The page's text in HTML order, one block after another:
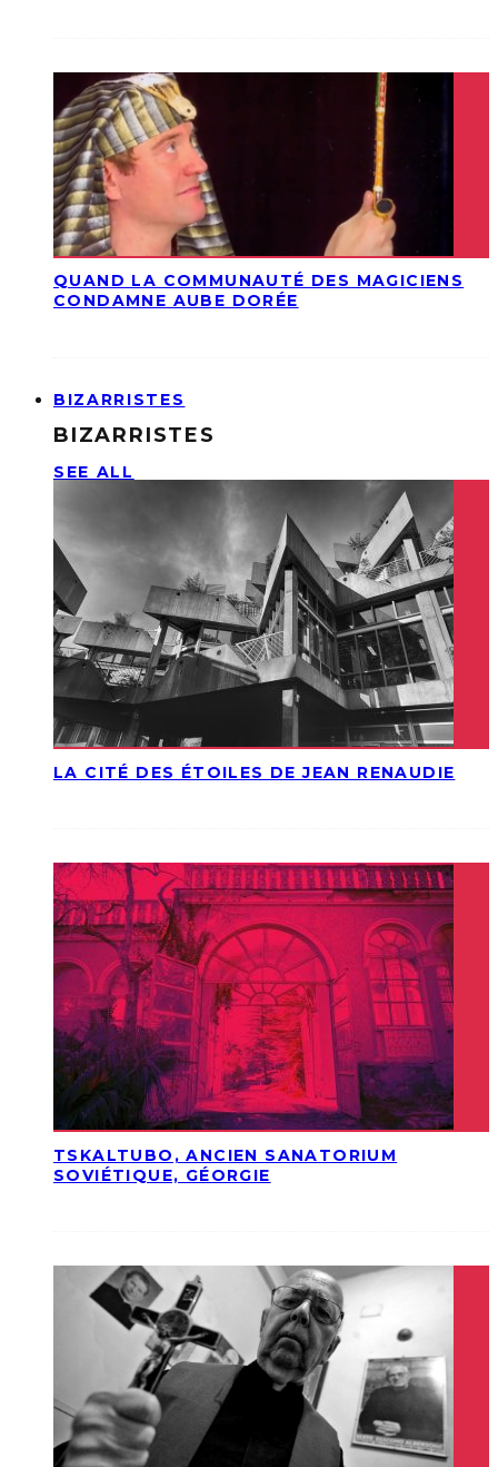
QUAND LA COMMUNAUTÉ DES MAGICIENS
CONDAMNE AUBE DORÉE
BIZARRISTES
BIZARRISTES
SEE ALL
LA CITÉ DES ÉTOILES DE JEAN RENAUDIE
TSKALTUBO, ANCIEN SANATORIUM
SOVIÉTIQUE, GÉORGIE